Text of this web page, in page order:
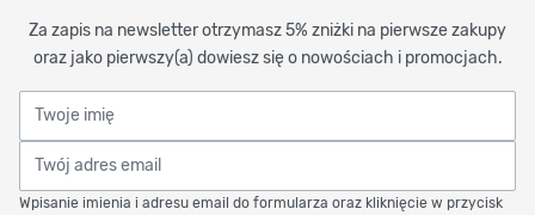
Za zapis na newsletter otrzymasz 5% zniżki na pierwsze zakupy
oraz jako pierwszy(a) dowiesz się o nowościach i promocjach.
Twoje imię
Twój adres email
Wpisanie imienia i adresu email do formularza oraz kliknięcie w przycisk